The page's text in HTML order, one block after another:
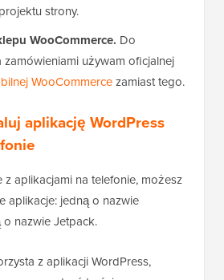
strony.
WooCommerce. Do
zamówieniami używam oficjalnej
WooCommercezamiast tego.
aplikację WordPress
z aplikacjami na telefonie, możesz
aplikacje: jedną o nazwie
nazwie Jetpack.
z aplikacji WordPress,